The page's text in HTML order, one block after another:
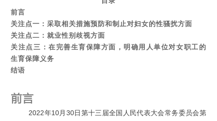
前言
关注点一：采取相关措施预防和制止对妇女的性骚扰方面
关注点二：就业性别歧视方面
关注点三：在完善生育保障方面，明确用人单位对女职工的
生育保障义务
结语
前言
2022年10月30日第十三届全国人民代表大会常务委员会第